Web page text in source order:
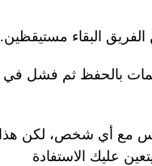
البقاء مستيقظين.
بالحفظ ثم فشل في
مع أي شخص، لكن هذا
“لا يزال الأمر بمثابة سباق فورمولا 1 حيث يتعين عليك الاستفادة